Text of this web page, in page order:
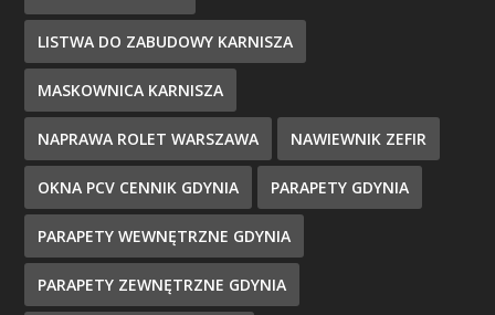
LISTWA DO ZABUDOWY KARNISZA
MASKOWNICA KARNISZA
NAPRAWA ROLET WARSZAWA NAWIEWNIK ZEFIR
OKNA PCV CENNIK GDYNIA PARAPETY GDYNIA
PARAPETY WEWNĘTRZNE GDYNIA
PARAPETY ZEWNĘTRZNE GDYNIA